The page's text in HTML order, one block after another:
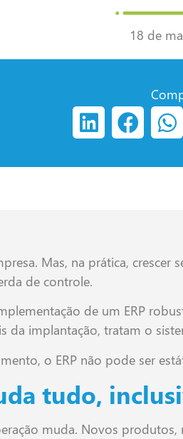
18 de
Mas, na prática,
de controle.
de um ERP
da implantação, tratam o
o ERP não pode ser
tudo,
muda. Novos